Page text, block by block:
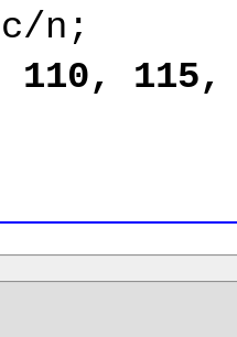
n;
110, 115,